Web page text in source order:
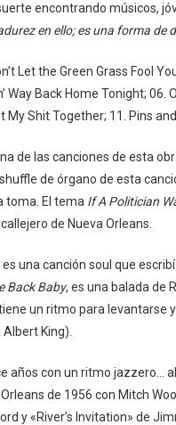
encontrando músicos,
en ello; es una forma
Let the Green Grass Fool
Way Back Home Tonight;
My Shit Together; 11. Pins
de las canciones de esta
de órgano de esta
toma. El tema If A Politician
de Nueva Orleans.
es una canción soul que
Back Baby, es una balada de
un ritmo para levantarse y
King).
años con un ritmo jazzero…
de 1956 con Mitch
y «River’s Invitation» de